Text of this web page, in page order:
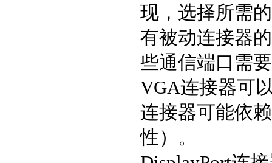
现，选择所需
有被动连接器
些通信端口需
VGA连接器可
连接器可能依
性）。